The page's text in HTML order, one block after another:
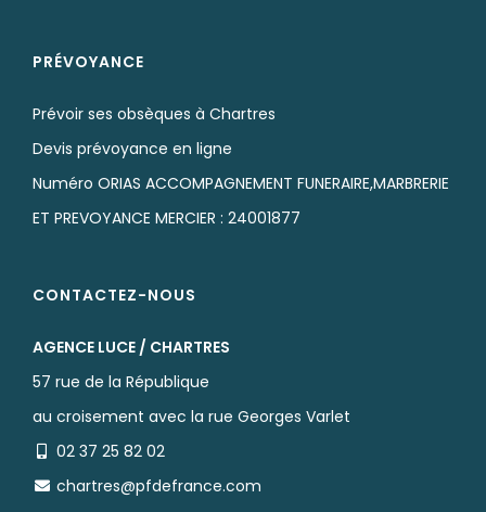
PRÉVOYANCE
Prévoir ses obsèques à Chartres
Devis prévoyance en ligne
Numéro ORIAS ACCOMPAGNEMENT FUNERAIRE,MARBRERIE
ET PREVOYANCE MERCIER : 24001877
CONTACTEZ-NOUS
AGENCE LUCE / CHARTRES
57 rue de la République
au croisement avec la rue Georges Varlet
02 37 25 82 02
chartres@pfdefrance.com